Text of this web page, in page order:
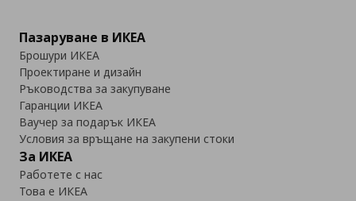
Пазаруване в ИКЕА
Брошури ИКЕА
Проектиране и дизайн
Ръководства за закупуване
Гаранции ИКЕА
Ваучер за подарък ИКЕА
Условия за връщане на закупени стоки
За ИКЕА
Работете с нас
Това е ИКЕА